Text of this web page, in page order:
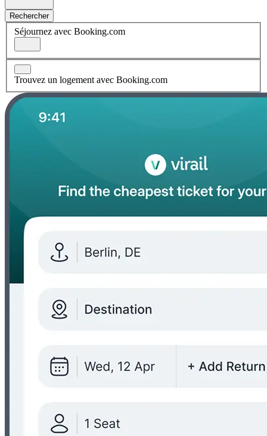
Rechercher
Séjournez avec Booking.com
Trouvez un logement avec Booking.com